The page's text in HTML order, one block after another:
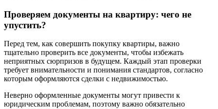
Проверяем документы на квартиру: чего не
упустить?
Перед тем, как совершить покупку квартиры, важно
тщательно проверить все документы, чтобы избежать
неприятных сюрпризов в будущем. Каждый этап проверки
требует внимательности и понимания стандартов, согласно
которым оформляются сделки с недвижимостью.
Неверно оформленные документы могут привести к
юридическим проблемам, поэтому важно обязательно